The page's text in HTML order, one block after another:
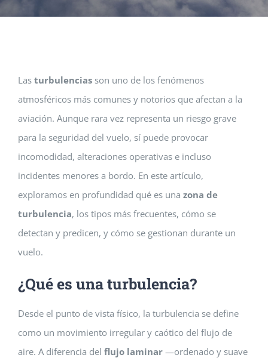
Las turbulenciasson uno de los fenómenos
atmosféricos más comunes y notorios que afectan a la
aviación. Aunque rara vez representa un riesgo grave
para la seguridad del vuelo, sí puede provocar
incomodidad, alteraciones operativas e incluso
incidentes menores a bordo. En este artículo,
exploramos en profundidad qué es una zona de
turbulencia, los tipos más frecuentes, cómo se
detectan y predicen, y cómo se gestionan durante un
vuelo.
¿Qué es una turbulencia?
Desde el punto de vista físico, la turbulencia se define
como un movimiento irregular y caótico del flujo de
aire. A diferencia del flujo laminar—ordenado y suave